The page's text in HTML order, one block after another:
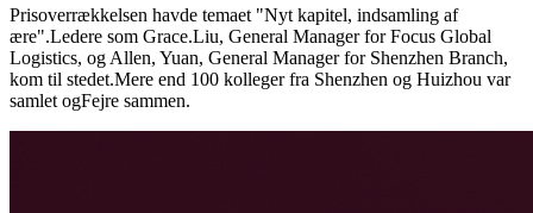
Prisoverrækkelsen havde temaet "Nyt kapitel, indsamling af
ære".Ledere som Grace.Liu, General Manager for Focus Global
Logistics, og Allen, Yuan, General Manager for Shenzhen Branch,
kom til stedet.Mere end 100 kolleger fra Shenzhen og Huizhou var
samlet ogFejre sammen.